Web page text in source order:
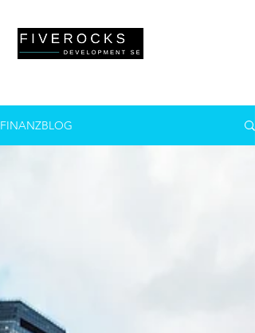
FINANZBLOG